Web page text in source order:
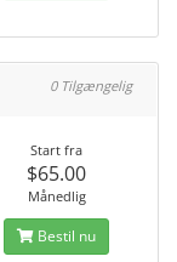
0 Tilgængelig
Start fra
$65.00
Månedlig
Bestil nu